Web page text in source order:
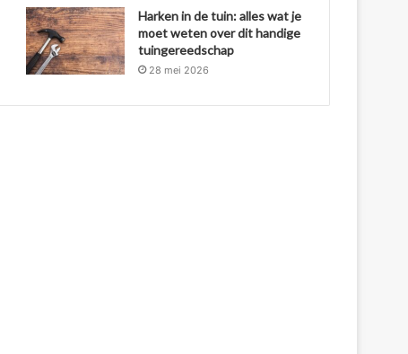
Harken in de tuin: alles wat je
moet weten over dit handige
tuingereedschap
28 mei 2026